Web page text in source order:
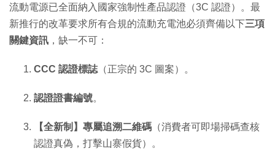
流動電源已全面納入國家強制性產品認證（3C 認證）。最
新推行的改革要求所有合規的流動充電池必須齊備以下三項
關鍵資訊 ，缺一不可：
CCC 認證標誌 （正宗的 3C 圖案）。
認證證書編號。
【全新制】專屬追溯二維碼 （消費者可即場掃碼查核
認證真偽，打擊山寨假貨）。